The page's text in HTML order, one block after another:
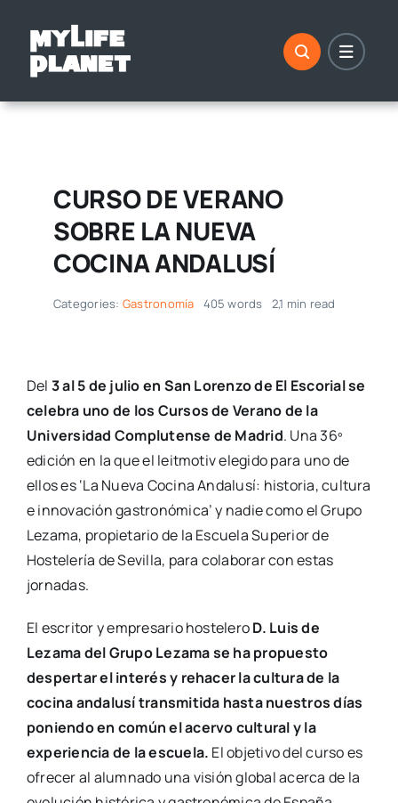
contenido
CURSO DE VERANO
SOBRE LA NUEVA
COCINA ANDALUSÍ
Categories: Gastronomía 405 words 2,1 min read
Del 3 al 5 de julio en San Lorenzo de El Escorial se
celebra uno de los Cursos de Verano de la
Universidad Complutense de Madrid. Una 36º
edición en la que el leitmotiv elegido para uno de
ellos es ‘La Nueva Cocina Andalusí: historia, cultura
e innovación gastronómica’ y nadie como el Grupo
Lezama, propietario de la Escuela Superior de
Hostelería de Sevilla, para colaborar con estas
jornadas.
El escritor y empresario hosteleroD. Luis de
Lezama del Grupo Lezama se ha propuesto
despertar el interés y rehacer la cultura de la
cocina andalusí transmitida hasta nuestros días
poniendo en común el acervo cultural y la
experiencia de la escuela. El objetivo del curso es
ofrecer al alumnado una visión global acerca de la